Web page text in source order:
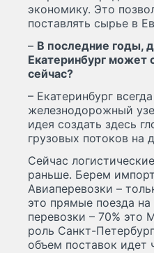
экономику. Это
поставлять сырье в
– В последние годы,
Екатеринбург может
сейчас?
– Екатеринбург
железнодорожный
идея создать здесь
грузовых потоков на
Сейчас
раньше. Берем
Авиаперевозки –
это прямые поезда
перевозки – 70% это
роль Санкт-
объем поставок идет